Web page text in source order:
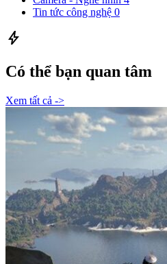
Tin tức công nghệ 0
bolt
Có thể bạn quan tâm
Xem tất cả ->